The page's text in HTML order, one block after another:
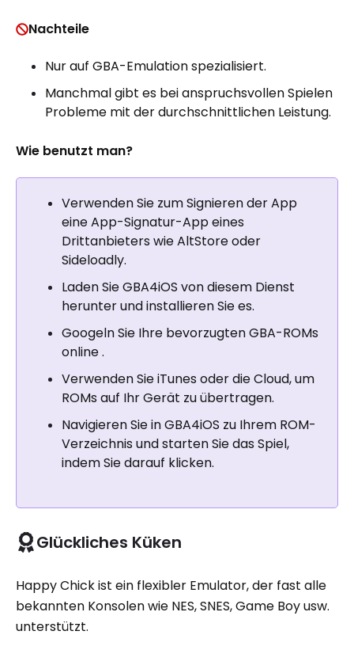
Nachteile
Nur auf GBA-Emulation spezialisiert.
Manchmal gibt es bei anspruchsvollen Spielen
Probleme mit der durchschnittlichen Leistung.
Wie benutzt man?
Verwenden Sie zum Signieren der App
eine App-Signatur-App eines
Drittanbieters wie AltStore oder
Sideloadly.
Laden Sie GBA4iOS von diesem Dienst
herunter und installieren Sie es.
Googeln Sie Ihre bevorzugten GBA-ROMs
online .
Verwenden Sie iTunes oder die Cloud, um
ROMs auf Ihr Gerät zu übertragen.
Navigieren Sie in GBA4iOS zu Ihrem ROM-
Verzeichnis und starten Sie das Spiel,
indem Sie darauf klicken.
Glückliches Küken
Happy Chick ist ein flexibler Emulator, der fast alle
bekannten Konsolen wie NES, SNES, Game Boy usw.
unterstützt.